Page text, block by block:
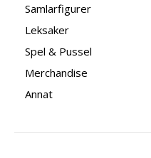
Samlarfigurer
Leksaker
Spel & Pussel
Merchandise
Annat